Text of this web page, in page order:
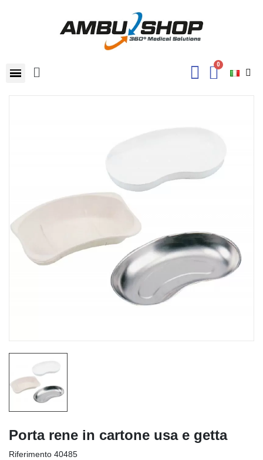
Porta rene in cartone usa e getta
Riferimento 40485